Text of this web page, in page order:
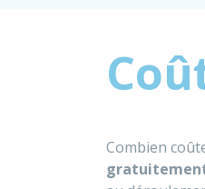
Combien